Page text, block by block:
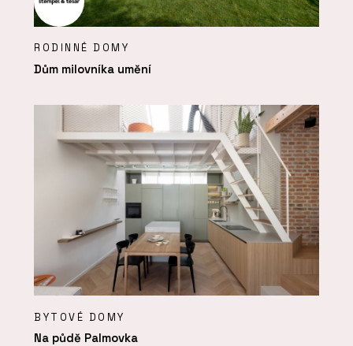
RODINNÉ DOMY
Dům milovníka umění
BYTOVÉ DOMY
Na půdě Palmovka